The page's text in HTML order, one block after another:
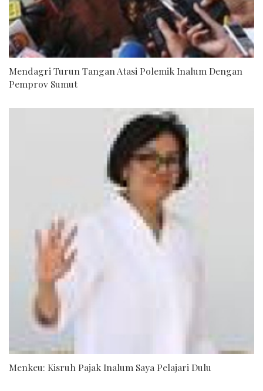
Mendagri Turun Tangan Atasi Polemik Inalum Dengan
Pemprov Sumut
Menkeu: Kisruh Pajak Inalum Saya Pelajari Dulu